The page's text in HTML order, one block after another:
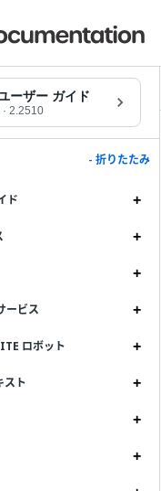
ーザー ガイド
· 2.2510
- 折りたたみ
ド
ービス
ロボット
スト